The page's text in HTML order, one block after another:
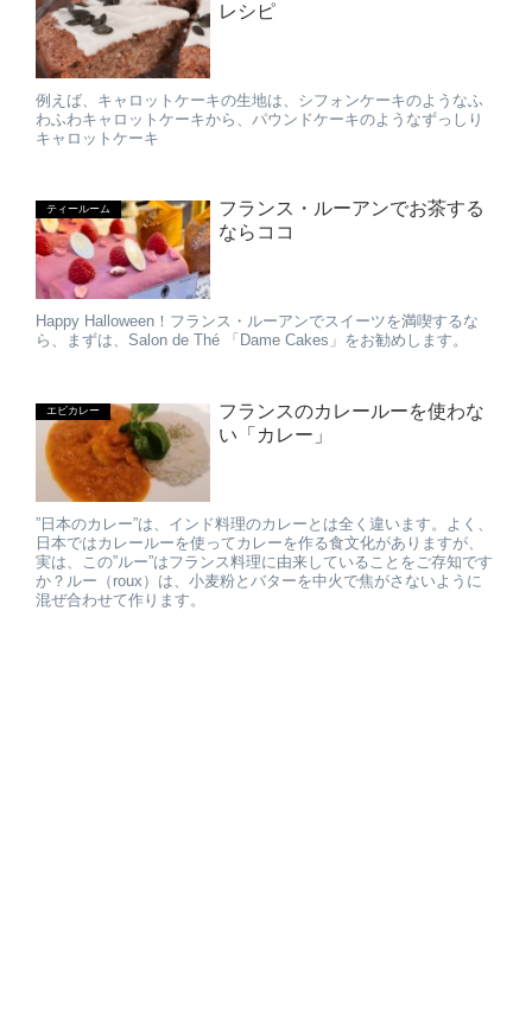
レシピ
例えば、キャロットケーキの生地は、シフォンケーキのようなふ
わふわキャロットケーキから、パウンドケーキのようなずっしり
キャロットケーキ
ティールーム
フランス・ルーアンでお茶する
ならココ
Happy Halloween！フランス・ルーアンでスイーツを満喫するな
ら、まずは、Salon de Thé 「Dame Cakes」をお勧めします。
エビカレー
フランスのカレールーを使わな
い「カレー」
”日本のカレー”は、インド料理のカレーとは全く違います。よく、
日本ではカレールーを使ってカレーを作る食文化がありますが、
実は、この”ルー”はフランス料理に由来していることをご存知です
か？ルー（roux）は、小麦粉とバターを中火で焦がさないように
混ぜ合わせて作ります。